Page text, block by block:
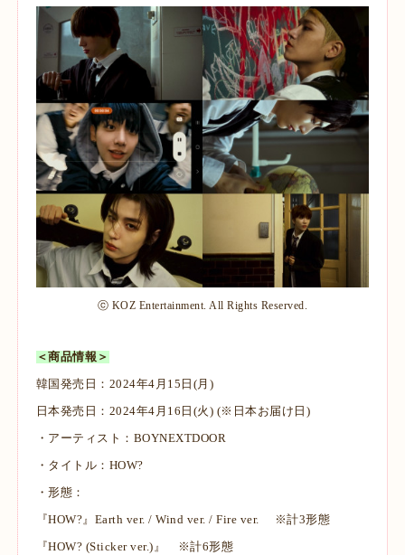
ⓒ KOZ Entertainment. All Rights Reserved.
＜商品情報＞
韓国発売日：2024年4月15日(月)
日本発売日：2024年4月16日(火) (※日本お届け日)
・アーティスト：BOYNEXTDOOR
・タイトル：HOW?
・形態：
『HOW?』Earth ver. / Wind ver. / Fire ver. ※計3形態
『HOW? (Sticker ver.)』 ※計6形態